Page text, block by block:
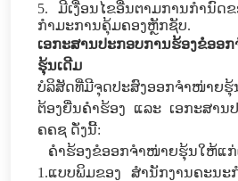
5. ມີເງື່ອນໄຂອື່ນຕາມການກຳນົດ
ກຳມະການ​ຄຸ້ມ​ຄອງຫຼັກຊັບ.
ເອກະສານປະກອບການຮ້ອງຂໍອອ
ຮຸ້ນເດີມ
ບໍລິສັດທີ່ມີຈຸດປະສົງອອກຈໍາໜ່າຍ
ຕ້ອງຍື່ນຄໍາຮ້ອງ ແລະ ເອກະສານ
ຄຄຊ ດັ່ງນີ້:
1.
ຄໍາຮ້ອງຂໍອອກຈໍາໜ່າຍຮຸ້ນໃ
ແບບພິມຂອງ ສໍານັກງານຄະນະ​